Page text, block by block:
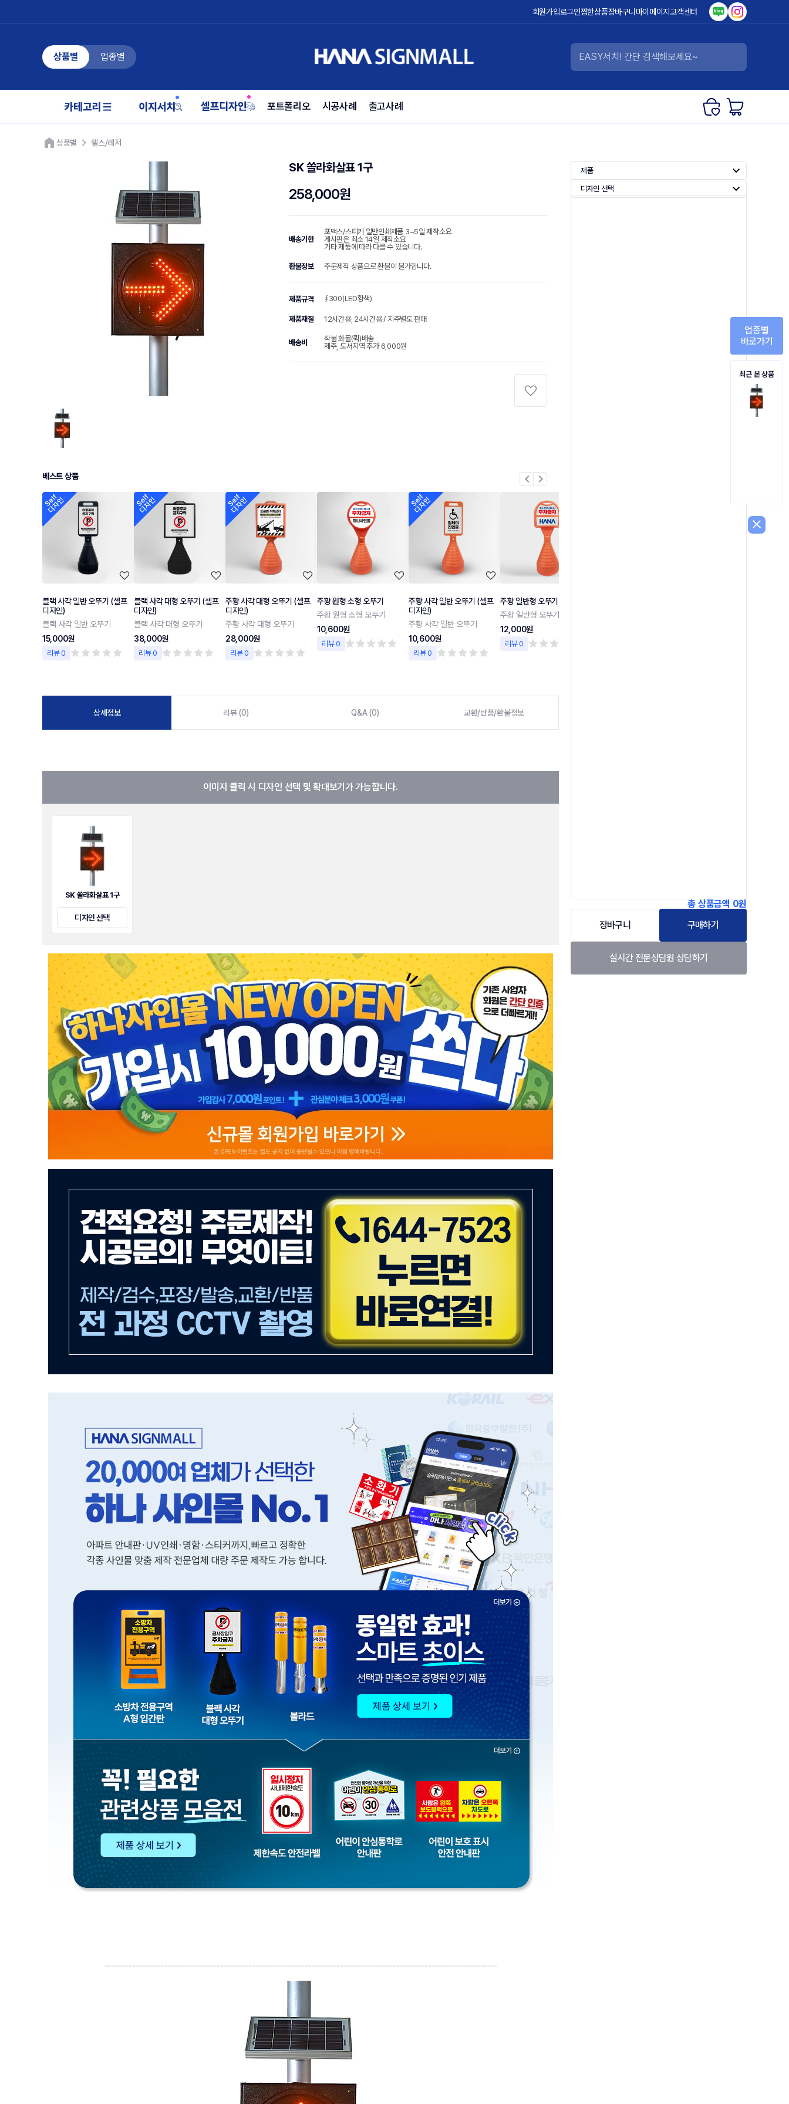
회원가입로그인찜한상품장바구니 마이페이지고객센터
상품별 업종별
포트폴리오 시공사례 출고사례
상품별 헬스/레저
SK 쏠라화살표 1구
258,000원
배송기한
포맥스/스티커 일반인쇄제품 3~5일 제작소요
게시판은 최소 14일 제작소요
기타 제품에 따라 다를 수 있습니다.
환불정보 주문제작 상품으로 환불이 불가합니다.
제품규격 ∮300(LED황색)
제품재질 12시간용, 24시간용 / 지주별도 판매
배송비
착불 화물(퀵)배송
제주, 도서지역 추가 6,000원
베스트 상품
블랙 사각 일반 오뚜기 (셀프
디자인)
블랙 사각 일반 오뚜기
15,000원
리뷰 0
블랙 사각 대형 오뚜기 (셀프
디자인)
블랙 사각 대형 오뚜기
38,000원
리뷰 0
주황 사각 대형 오뚜기 (셀프
디자인)
주황 사각 대형 오뚜기
28,000원
리뷰 0
주황 원형 소형 오뚜기
주황 원형 소형 오뚜기
10,600원
리뷰 0
주황 사각 일반 오뚜기 (셀프
디자인)
주황 사각 일반 오뚜기
10,600원
리뷰 0
주황 일반형 오뚜기
주황 일반형 오뚜기
12,000원
리뷰 0
chevron_left chevron_right
상세정보 리뷰 (0) Q&A (0) 교환/반품/환불정보
이미지 클릭 시 디자인 선택 및 확대보기가 가능합니다.
SK 쏠라화살표 1구
디자인 선택
제품
디자인 선택
총 상품금액 0원
장바구니
구매하기
실시간 전문상담원 상담하기
업종별
바로가기
최근 본 상품
close